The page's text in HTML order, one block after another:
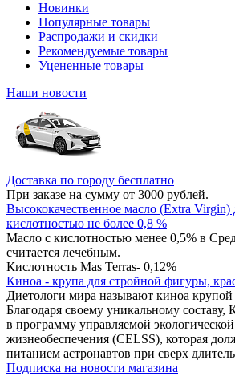
Новинки
Популярные товары
Распродажи и скидки
Рекомендуемые товары
Уцененные товары
Наши новости
Доставка по городу бесплатно
При заказе на сумму от 3000 рублей.
Высококачественное масло (Extra Virgin)
кислотностью не более 0,8 %
Масло с кислотностью менее 0,5% в
считается лечебным.
Кислотность Mas Terras- 0,12%
Киноа - крупа для стройной фигуры,
Диетологи мира называют киноа крупой
Благодаря своему уникальному
в программу управляемой
жизнеобеспечения (CELSS), которая
питанием астронавтов при сверх
Подписка на новости магазина